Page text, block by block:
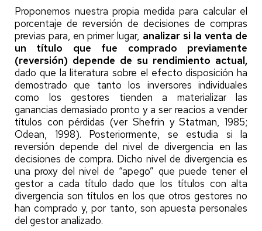
Proponemos nuestra propia medida para calcular el
porcentaje de reversión de decisiones de compras
previas para, en primer lugar, analizar si la venta de
un título que fue comprado previamente
(reversión) depende de su rendimiento actual,
dado que la literatura sobre el efecto disposición ha
demostrado que tanto los inversores individuales
como los gestores tienden a materializar las
ganancias demasiado pronto y a ser reacios a vender
títulos con pérdidas (ver Shefrin y Statman, 1985;
Odean, 1998). Posteriormente, se estudia si la
reversión depende del nivel de divergencia en las
decisiones de compra. Dicho nivel de divergencia es
una proxy del nivel de “apego” que puede tener el
gestor a cada título dado que los títulos con alta
divergencia son títulos en los que otros gestores no
han comprado y, por tanto, son apuesta personales
del gestor analizado.